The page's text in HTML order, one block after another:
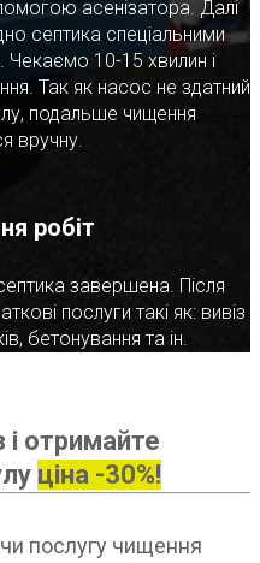
асенізатора. Далі
септика спеціальними
10-15 хвилин і
Так як насос не здатний
подальше чищення
вручну.
робіт
завершена. Після
послуги такі як: вивіз
бетонування та ін.
і отримайте
ціна -30%!
послугу чищення